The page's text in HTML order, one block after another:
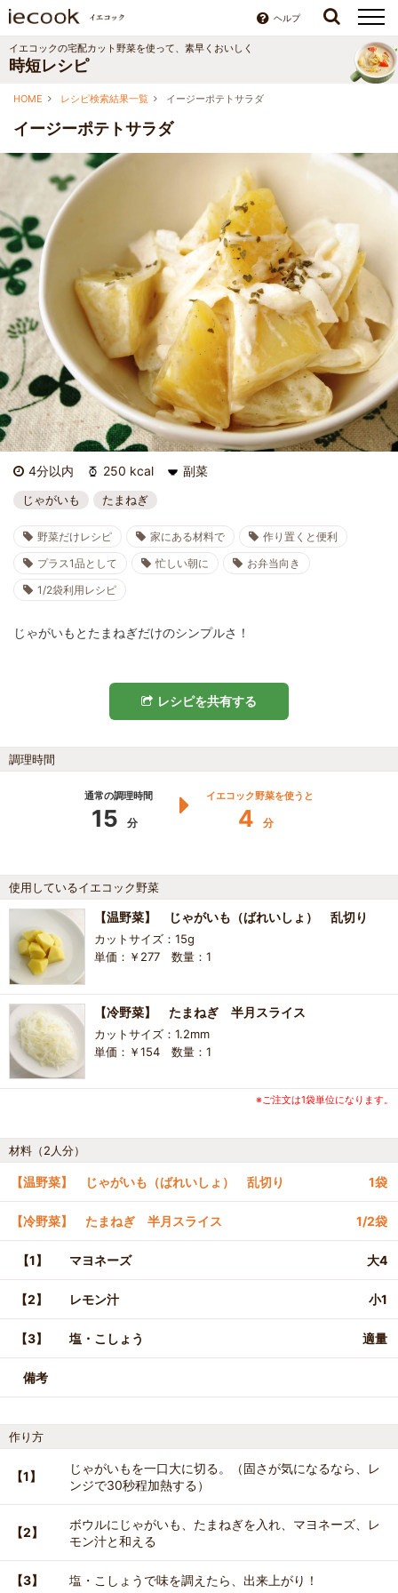
ヘルプ
イエコックの宅配カット野菜を使って、素早くおいしく
時短レシピ
HOME レシピ検索結果一覧 イージーポテトサラダ
イージーポテトサラダ
4分以内 250 kcal 副菜
じゃがいも たまねぎ
野菜だけレシピ 家にある材料で
作り置くと便利
プラス1品として
忙しい朝に
お弁当向き
1/2袋利用レシピ
じゃがいもとたまねぎだけのシンプルさ！
レシピを共有する
調理時間
通常の調理時間
15 分
イエコック野菜を使うと
4 分
使用しているイエコック野菜
【温野菜】 じゃがいも（ばれいしょ） 乱切り
カットサイズ：15g
単価：￥277 数量：1
【冷野菜】 たまねぎ 半月スライス
カットサイズ：1.2mm
単価：￥154 数量：1
※ご注文は1袋単位になります。
材料（2人分）
【温野菜】 じゃがいも（ばれいしょ） 乱切り 1袋
【冷野菜】 たまねぎ 半月スライス 1/2袋
【1】 マヨネーズ 大4
【2】 レモン汁 小1
【3】 塩・こしょう 適量
備考
作り方
【1】
じゃがいもを一口大に切る。（固さが気になるなら、レ
ンジで30秒程加熱する）
【2】
ボウルにじゃがいも、たまねぎを入れ、マヨネーズ、レ
モン汁と和える
【3】 塩・こしょうで味を調えたら、出来上がり！